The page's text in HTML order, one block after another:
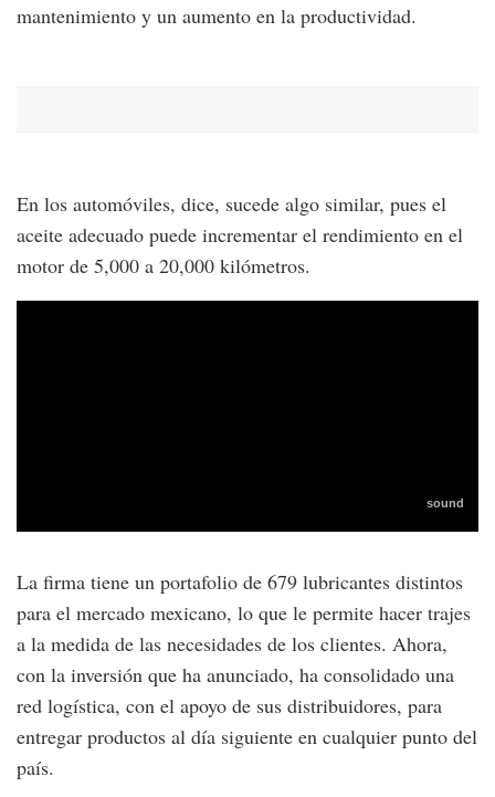
mantenimiento y un aumento en la productividad.
En los automóviles, dice, sucede algo similar, pues el
aceite adecuado puede incrementar el rendimiento en el
motor de 5,000 a 20,000 kilómetros.
La firma tiene un portafolio de 679 lubricantes distintos
para el mercado mexicano, lo que le permite hacer trajes
a la medida de las necesidades de los clientes. Ahora,
con la inversión que ha anunciado, ha consolidado una
red logística, con el apoyo de sus distribuidores, para
entregar productos al día siguiente en cualquier punto del
país.